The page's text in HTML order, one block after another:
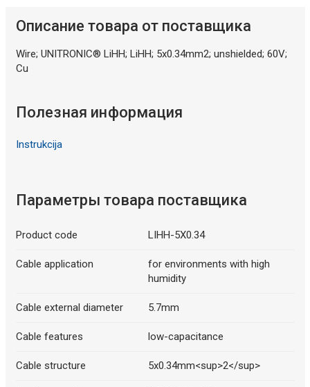
Описание товара от поставщика
Wire; UNITRONIC® LiHH; LiHH; 5x0.34mm2; unshielded; 60V;
Cu
Полезная информация
Instrukcija
Параметры товара поставщика
Product code LIHH-5X0.34
Cable application
for environments with high
humidity
Cable external diameter 5.7mm
Cable features low-capacitance
Cable structure 5x0.34mm<sup>2</sup>